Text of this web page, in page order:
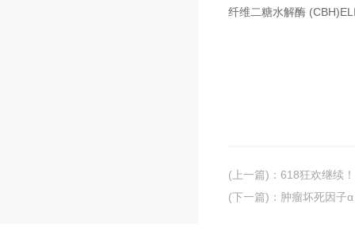
纤维二糖水解酶
(上一篇) ： 618狂欢继续
(下一篇) ： 肿瘤坏死因子